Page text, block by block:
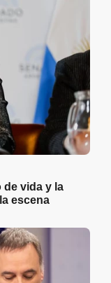
de vida y la
escena